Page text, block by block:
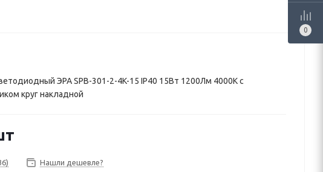
ЭРА SPB-301-2-4K-15 IP40 15Вт 1200Лм 4000К с
круг накладной
Нашли дешевле?
0